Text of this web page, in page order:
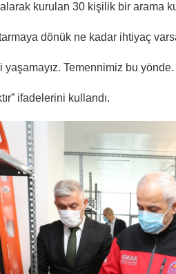
kurulan 30 kişilik bir arama
dönük ne kadar ihtiyaç
yaşamayız. Temennimiz bu
ifadelerini kullandı.